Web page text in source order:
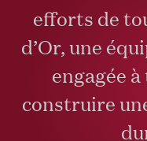
efforts de
d’Or, une
engagée
construire